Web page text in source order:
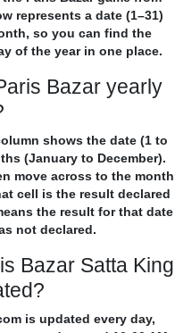
represents a date (1–31)
so you can find the
of the year in one place.
Bazar yearly
shows the date (1 to
(January to December).
move across to the month
cell is the result declared
the result for that date
not declared.
Bazar Satta King
is updated every day,